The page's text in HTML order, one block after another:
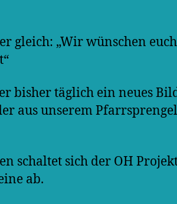
gleich: „Wir wünschen
bisher täglich ein neues
aus unserem Pfarrsprengel
schaltet sich der OH
ab.